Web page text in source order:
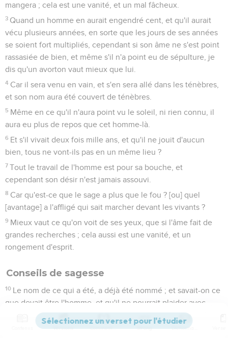
mangera ; cela est une vanité, et un mal fâcheux.
3 Quand un homme en aurait engendré cent, et qu'il aurait
vécu plusieurs années, en sorte que les jours de ses années
se soient fort multipliés, cependant si son âme ne s'est point
rassasiée de bien, et même s'il n'a point eu de sépulture, je
dis qu'un avorton vaut mieux que lui.
4 Car il sera venu en vain, et s'en sera allé dans les ténèbres,
et son nom aura été couvert de ténèbres.
5 Même en ce qu'il n'aura point vu le soleil, ni rien connu, il
aura eu plus de repos que cet homme-là.
6 Et s'il vivait deux fois mille ans, et qu'il ne jouit d'aucun
bien, tous ne vont-ils pas en un même lieu ?
7 Tout le travail de l'homme est pour sa bouche, et
cependant son désir n'est jamais assouvi.
8 Car qu'est-ce que le sage a plus que le fou ? [ou] quel
[avantage] a l'affligé qui sait marcher devant les vivants ?
9 Mieux vaut ce qu'on voit de ses yeux, que si l'âme fait de
grandes recherches ; cela aussi est une vanité, et un
rongement d'esprit.
Conseils de sagesse
10 Le nom de ce qui a été, a déjà été nommé ; et savait-on ce
que devait être l'homme, et qu'il ne pourrait plaider avec
celui qui est plus fort que lui.
Quand on a beaucoup, on n'en a que plus de vanité ; [et]
Versions Commentaires Strong